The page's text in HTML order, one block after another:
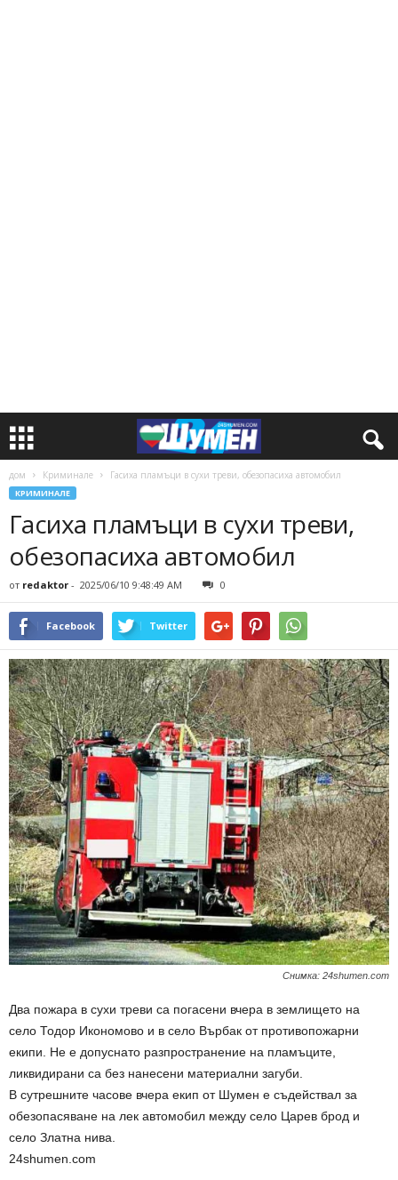
дом Криминале Гасиха пламъци в сухи треви, обезопасиха автомобил
КРИМИНАЛЕ
Гасиха пламъци в сухи треви,
обезопасиха автомобил
от redaktor - 2025/06/10 9:48:49 AM 0
Facebook Twitter
Снимка: 24shumen.com
Два пожара в сухи треви са погасени вчера в землището на
село Тодор Икономово и в село Върбак от противопожарни
екипи. Не е допуснато разпространение на пламъците,
ликвидирани са без нанесени материални загуби.
В сутрешните часове вчера екип от Шумен е съдействал за
обезопасяване на лек автомобил между село Царев брод и
село Златна нива.
24shumen.com